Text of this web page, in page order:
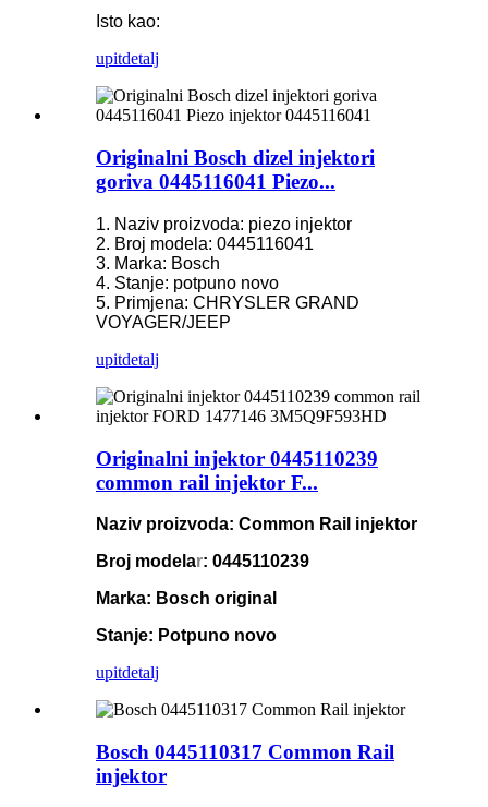
Isto kao:
upitdetalj
Originalni Bosch dizel injektori
goriva 0445116041 Piezo...
1. Naziv proizvoda: piezo injektor
2. Broj modela: 0445116041
3. Marka: Bosch
4. Stanje: potpuno novo
5. Primjena: CHRYSLER GRAND
VOYAGER/JEEP
upitdetalj
Originalni injektor 0445110239
common rail injektor F...
Naziv proizvoda: Common Rail injektor
Broj modelar: 0445110239
Marka: Bosch original
Stanje: Potpuno novo
upitdetalj
Bosch 0445110317 Common Rail
injektor